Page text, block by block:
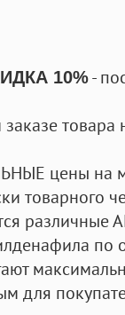
10%-
заказе
цены на
товарного
по
для